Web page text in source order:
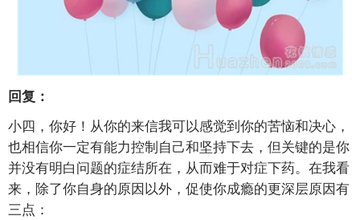
回复：
小四，你好！从你的来信我可以感觉到你的苦恼和决心，
也相信你一定有能力控制自己和坚持下去，但关键的是你
并没有明白问题的症结所在，从而难于对症下药。在我看
来，除了你自身的原因以外，促使你成瘾的更深层原因有
三点：